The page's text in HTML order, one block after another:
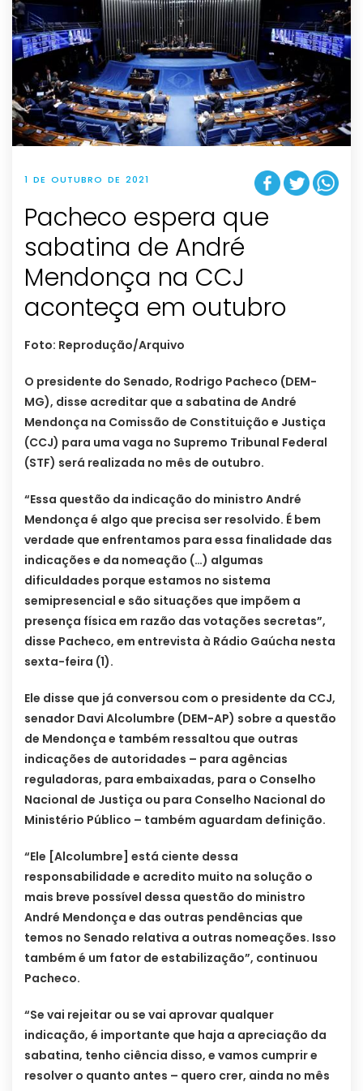
1 DE OUTUBRO DE 2021
Pacheco espera que
sabatina de André
Mendonça na CCJ
aconteça em outubro
Foto: Reprodução/Arquivo
O presidente do Senado, Rodrigo Pacheco (DEM-
MG), disse acreditar que a sabatina de André
Mendonça na Comissão de Constituição e Justiça
(CCJ) para uma vaga no Supremo Tribunal Federal
(STF) será realizada no mês de outubro.
“Essa questão da indicação do ministro André
Mendonça é algo que precisa ser resolvido. É bem
verdade que enfrentamos para essa finalidade das
indicações e da nomeação (…) algumas
dificuldades porque estamos no sistema
semipresencial e são situações que impõem a
presença física em razão das votações secretas”,
disse Pacheco, em entrevista à Rádio Gaúcha nesta
sexta-feira (1).
Ele disse que já conversou com o presidente da CCJ,
senador Davi Alcolumbre (DEM-AP) sobre a questão
de Mendonça e também ressaltou que outras
indicações de autoridades – para agências
reguladoras, para embaixadas, para o Conselho
Nacional de Justiça ou para Conselho Nacional do
Ministério Público – também aguardam definição.
“Ele [Alcolumbre] está ciente dessa
responsabilidade e acredito muito na solução o
mais breve possível dessa questão do ministro
André Mendonça e das outras pendências que
temos no Senado relativa a outras nomeações. Isso
também é um fator de estabilização”, continuou
Pacheco.
“Se vai rejeitar ou se vai aprovar qualquer
indicação, é importante que haja a apreciação da
sabatina, tenho ciência disso, e vamos cumprir e
resolver o quanto antes – quero crer, ainda no mês